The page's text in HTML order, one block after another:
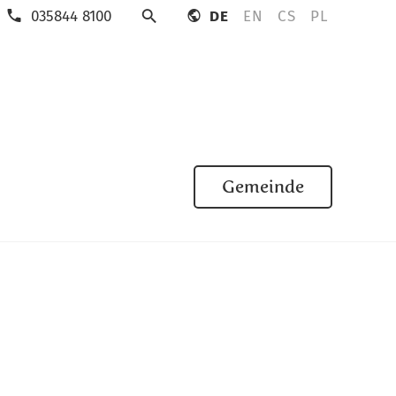
035844 8100 DE EN CS PL
Gemeinde